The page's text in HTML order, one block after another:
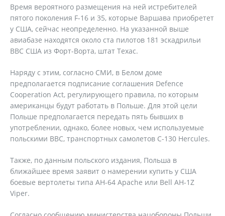
Время вероятного размещения на ней истребителей
пятого поколения F-16 и 35, которые Варшава приобретет
у США, сейчас неопределенно. На указанной выше
авиабазе находятся около ста пилотов 181 эскадрильи
ВВС США из Форт-Ворта, штат Техас.
Наряду с этим, согласно СМИ, в Белом доме
предполагается подписание соглашения Defence
Cooperation Act, регулирующего правила, по которым
американцы будут работать в Польше. Для этой цели
Польше предполагается передать пять бывших в
употреблении, однако, более новых, чем используемые
польскими ВВС, транспортных самолетов C-130 Hercules.
Также, по данным польского издания, Польша в
ближайшее время заявит о намерении купить у США
боевые вертолеты типа AH-64 Apache или Bell AH-1Z
Viper.